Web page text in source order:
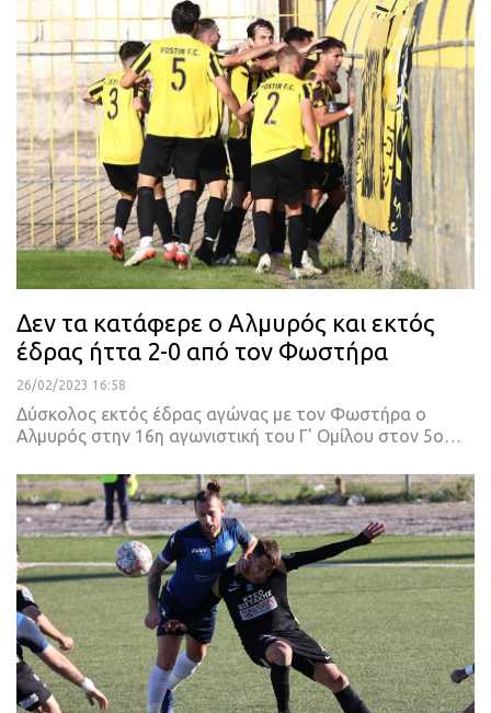
Δεν τα κατάφερε ο Αλμυρός και εκτός
έδρας ήττα 2-0 από τον Φωστήρα
26/02/2023 16:58
Δύσκολος εκτός έδρας αγώνας με τον Φωστήρα ο
Αλμυρός στην 16η αγωνιστική του Γ' Ομίλου στον 5ο